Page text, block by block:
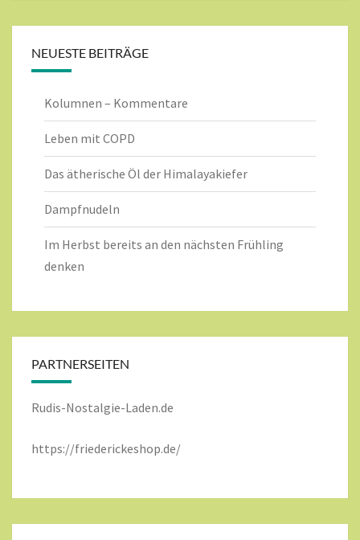
NEUESTE BEITRÄGE
Kolumnen – Kommentare
Leben mit COPD
Das ätherische Öl der Himalayakiefer
Dampfnudeln
Im Herbst bereits an den nächsten Frühling
denken
PARTNERSEITEN
Rudis-Nostalgie-Laden.de
https://friederickeshop.de/